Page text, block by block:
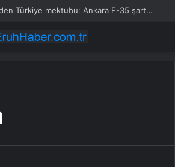
Trump yönetiminden Türkiye mektubu: Ankara F-35 şartlarını karşılamadı